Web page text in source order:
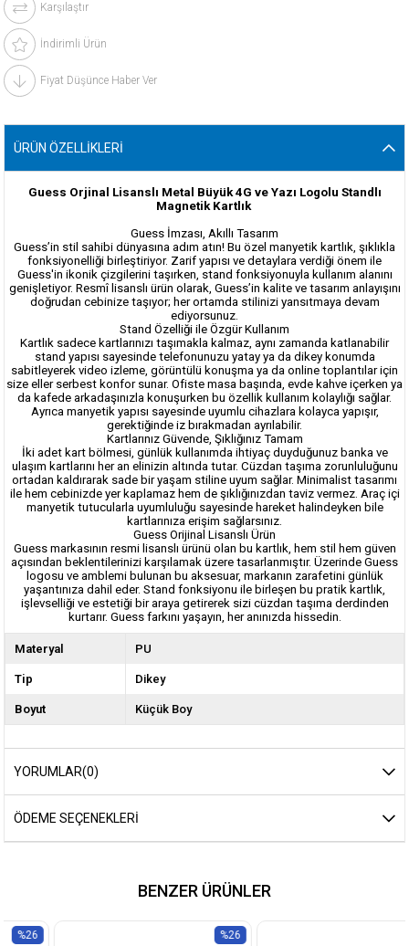
Karşılaştır
İndirimli Ürün
Fiyat Düşünce Haber Ver
ÜRÜN ÖZELLIKLERI
Guess Orjinal Lisanslı Metal Büyük 4G ve Yazı Logolu Standlı
Magnetik Kartlık
Guess İmzası, Akıllı Tasarım
Guess’in stil sahibi dünyasına adım atın! Bu özel manyetik kartlık, şıklıkla
fonksiyonelliği birleştiriyor. Zarif yapısı ve detaylara verdiği önem ile
Guess'in ikonik çizgilerini taşırken, stand fonksiyonuyla kullanım alanını
genişletiyor. Resmî lisanslı ürün olarak, Guess’in kalite ve tasarım anlayışını
doğrudan cebinize taşıyor; her ortamda stilinizi yansıtmaya devam
ediyorsunuz.
Stand Özelliği ile Özgür Kullanım
Kartlık sadece kartlarınızı taşımakla kalmaz, aynı zamanda katlanabilir
stand yapısı sayesinde telefonunuzu yatay ya da dikey konumda
sabitleyerek video izleme, görüntülü konuşma ya da online toplantılar için
size eller serbest konfor sunar. Ofiste masa başında, evde kahve içerken ya
da kafede arkadaşınızla konuşurken bu özellik kullanım kolaylığı sağlar.
Ayrıca manyetik yapısı sayesinde uyumlu cihazlara kolayca yapışır,
gerektiğinde iz bırakmadan ayrılabilir.
Kartlarınız Güvende, Şıklığınız Tamam
İki adet kart bölmesi, günlük kullanımda ihtiyaç duyduğunuz banka ve
ulaşım kartlarını her an elinizin altında tutar. Cüzdan taşıma zorunluluğunu
ortadan kaldırarak sade bir yaşam stiline uyum sağlar. Minimalist tasarımı
ile hem cebinizde yer kaplamaz hem de şıklığınızdan taviz vermez. Araç içi
manyetik tutucularla uyumluluğu sayesinde hareket halindeyken bile
kartlarınıza erişim sağlarsınız.
Guess Orijinal Lisanslı Ürün
Guess markasının resmi lisanslı ürünü olan bu kartlık, hem stil hem güven
açısından beklentilerinizi karşılamak üzere tasarlanmıştır. Üzerinde Guess
logosu ve amblemi bulunan bu aksesuar, markanın zarafetini günlük
yaşantınıza dahil eder. Stand fonksiyonu ile birleşen bu pratik kartlık,
işlevselliği ve estetiği bir araya getirerek sizi cüzdan taşıma derdinden
kurtarır. Guess farkını yaşayın, her anınızda hissedin.
Materyal PU
Tip Dikey
Boyut Küçük Boy
YORUMLAR(0)
ÖDEME SEÇENEKLERI
BENZER ÜRÜNLER